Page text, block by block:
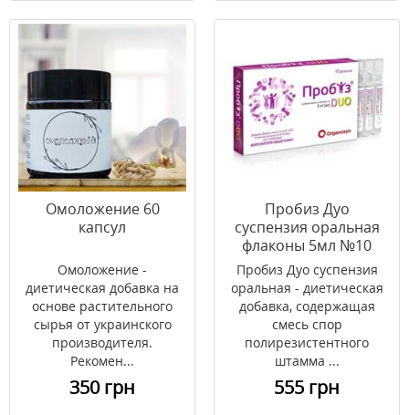
Омоложение 60
капсул
Омоложение -
диетическая добавка на
основе растительного
сырья от украинского
производителя.
Рекомен...
350 грн
Пробиз Дуо
суспензия оральная
флаконы 5мл №10
Пробиз Дуо суспензия
оральная - диетическая
добавка, содержащая
смесь спор
полирезистентного
штамма ...
555 грн